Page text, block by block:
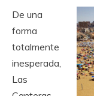
De una
forma
totalmente
inesperada,
Las